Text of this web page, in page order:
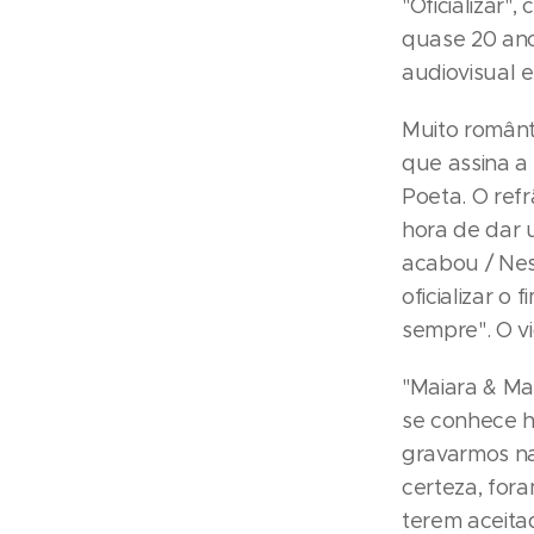
"Oficializar",
quase 20
audiovisual
Muito
que assina
Poeta. O
hora de dar
acabou /
oficializar o
sempre". O
"Maiara &
se conhece
gravarmos
certeza,
terem